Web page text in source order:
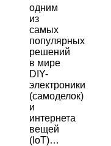
одним
из
самых
популярных
решений
в мире
DIY-
электроники
(самоделок)
и
интернета
вещей
(IoT)…